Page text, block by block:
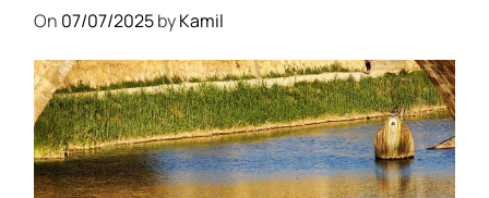
On 07/07/2025byKamil